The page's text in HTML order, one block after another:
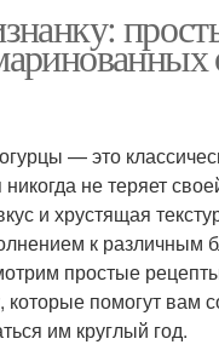
— это
никогда не теряет
и хрустящая
к различным
простые
которые помогут вам
им круглый год.